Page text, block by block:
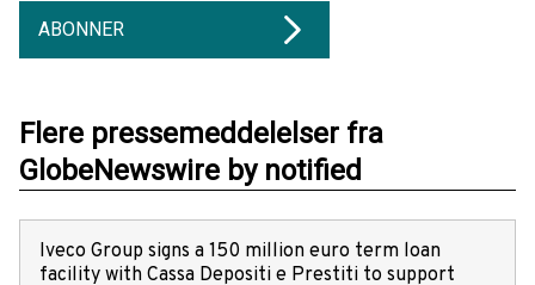
ABONNER
Flere pressemeddelelser fra
GlobeNewswire by notified
Iveco Group signs a 150 million euro term loan
facility with Cassa Depositi e Prestiti to support